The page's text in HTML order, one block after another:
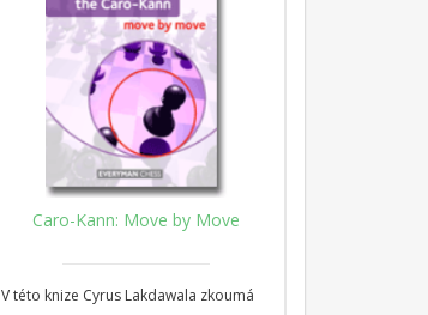
Caro-Kann: Move by Move
V této knize Cyrus Lakdawala zkoumá